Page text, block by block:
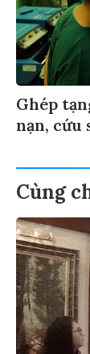
Ghép
nạn, cứu
Cùng